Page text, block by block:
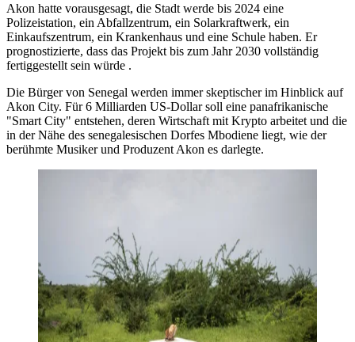
Akon hatte vorausgesagt, die Stadt werde bis 2024 eine
Polizeistation, ein Abfallzentrum, ein Solarkraftwerk, ein
Einkaufszentrum, ein Krankenhaus und eine Schule haben. Er
prognostizierte, dass das Projekt bis zum Jahr 2030 vollständig
fertiggestellt sein würde .
Die Bürger von Senegal werden immer skeptischer im Hinblick auf
Akon City. Für 6 Milliarden US-Dollar soll eine panafrikanische
"Smart City" entstehen, deren Wirtschaft mit Krypto arbeitet und die
in der Nähe des senegalesischen Dorfes Mbodiene liegt, wie der
berühmte Musiker und Produzent Akon es darlegte.